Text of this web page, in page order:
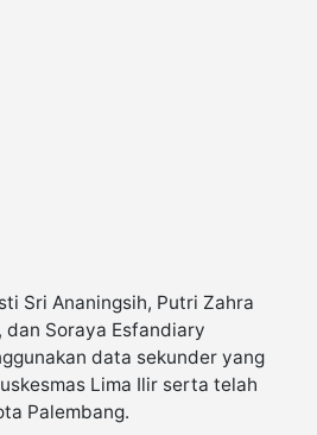
Sri Ananingsih, Putri Zahra
Soraya Esfandiary
data sekunder yang
Lima Ilir serta telah
Palembang.